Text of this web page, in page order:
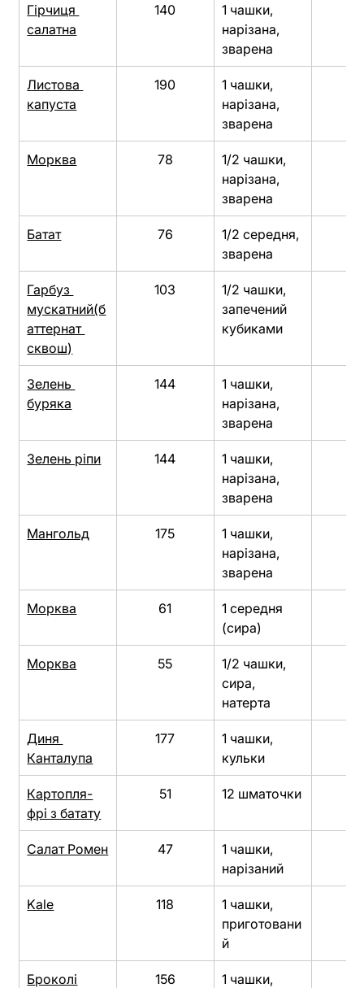
Гірчиця
салатна
140
1 чашки,
нарізана,
зварена
Листова
капуста
190
1 чашки,
нарізана,
зварена
Морква 78
1/2 чашки,
нарізана,
зварена
Батат 76
1/2 середня,
зварена
Гарбуз
мускатний(б
аттернат
сквош)
103
1/2 чашки,
запечений
кубиками
Зелень
буряка
144
1 чашки,
нарізана,
зварена
Зелень ріпи 144
1 чашки,
нарізана,
зварена
Мангольд 175
1 чашки,
нарізана,
зварена
Морква 61
1 середня
(сира)
Морква 55
1/2 чашки,
сира,
натерта
Диня
Канталупа
177
1 чашки,
кульки
Картопля-
фрі з батату
51 12 шматочки
Салат Ромен 47
1 чашки,
нарізаний
Kale 118
1 чашки,
приготовани
й
Броколі 156
1 чашки,